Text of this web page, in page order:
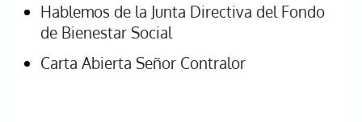
Hablemos de la Junta Directiva del Fondo
de Bienestar Social
Carta Abierta Señor Contralor